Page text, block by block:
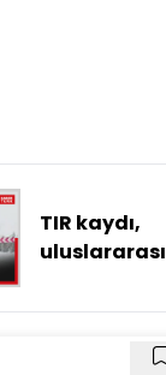
TIR kaydı,
kapandı